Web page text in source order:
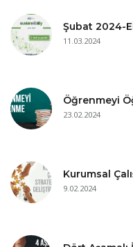
Şubat 2024-
11.03.2024
Öğrenmeyi
23.02.2024
Kurumsal
9.02.2024